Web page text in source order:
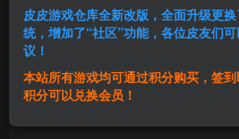
群主1号
皮皮游戏仓库全新改版，全面升级更
统，增加了“社区”功能，各位皮友们
议！
本站所有游戏均可通过积分购买，签
积分可以兑换会员！